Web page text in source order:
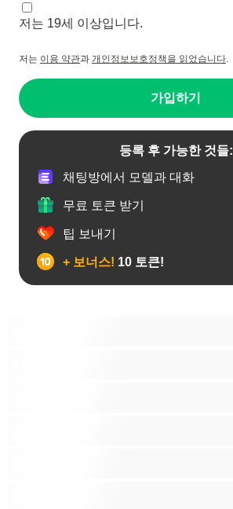
저는 19세 이상입니다.
저는 이용 약관과 개인정보보호정책을 읽었습니다.
가입하기
등록 후 가능한 것들:
채팅방에서 모델과 대화
무료 토큰 받기
팁 보내기
+ 보너스! 10 토큰!